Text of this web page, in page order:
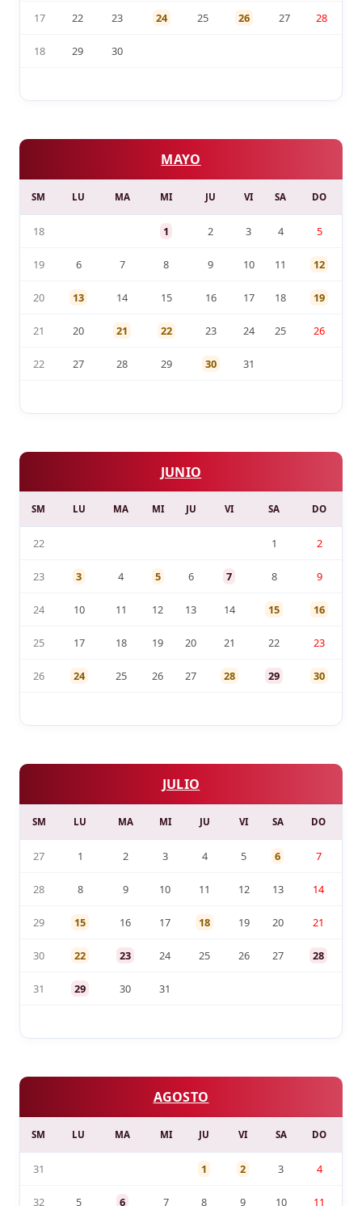
17 22 23 24 25 26 27 28
18 29 30
MAYO
SM LU MA MI JU VI SA DO
18 1 2 3 4 5
19 6 7 8 9 10 11 12
20 13 14 15 16 17 18 19
21 20 21 22 23 24 25 26
22 27 28 29 30 31
JUNIO
SM LU MA MI JU VI SA DO
22 1 2
23 3 4 5 6 7 8 9
24 10 11 12 13 14 15 16
25 17 18 19 20 21 22 23
26 24 25 26 27 28 29 30
JULIO
SM LU MA MI JU VI SA DO
27 1 2 3 4 5 6 7
28 8 9 10 11 12 13 14
29 15 16 17 18 19 20 21
30 22 23 24 25 26 27 28
31 29 30 31
AGOSTO
SM LU MA MI JU VI SA DO
31 1 2 3 4
32 5 6 7 8 9 10 11